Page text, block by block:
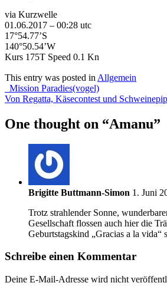
via Kurzwelle
01.06.2017 – 00:28 utc
17°54.77’S
140°50.54’W
Kurs 175T Speed 0.1 Kn
This entry was posted in Allgemein
Post
navigation
Mission Paradies(vogel)
Von Regatta, Käsecontest und
One thought on “Amanu”
Brigitte Buttmann-Simon 1. Juni
Trotz strahlender Sonne,
Gesellschaft flossen auch hier die
Geburtstagskind „Gracias a la vida“
Schreibe einen Kommentar
Deine E-Mail-Adresse wird nicht